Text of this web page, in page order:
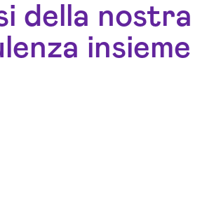
della nostra
insieme